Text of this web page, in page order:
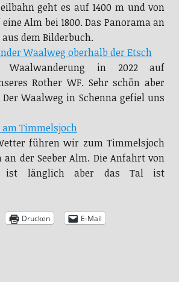
geht es auf 1400 m und von
Alm bei 1800. Das Panorama an
dem Bilderbuch.
Waalweg oberhalb der Etsch
Waalwanderung in 2022 auf
Rother WF. Sehr schön aber
Waalweg in Schenna gefiel uns
am Timmelsjoch
führen wir zum Timmelsjoch
der Seeber Alm. Die Anfahrt von
ist länglich aber das Tal ist
Drucken E-Mail